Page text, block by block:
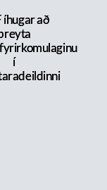
íhugar að
í